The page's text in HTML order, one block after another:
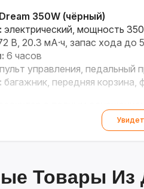
350W (чёрный)
электрический, мощность
В, 20.3 мА·ч, запас хода до
6 часов
пульт управления, педальный
багажник, передняя
Товары Из